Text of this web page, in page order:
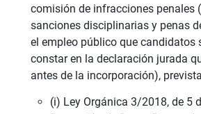
comisión de infracciones penales
sanciones disciplinarias y penas
el empleo público que candidatos
constar en la declaración jurada
antes de la incorporación),
(i) Ley Orgánica 3/2018, de 5